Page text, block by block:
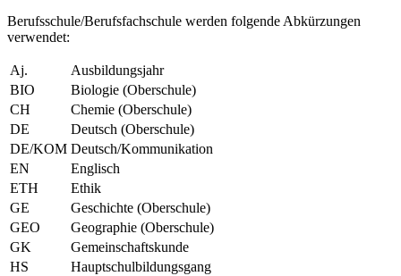
Berufsschule/Berufsfachschule werden folgende Abkürzungen
verwendet:
Aj.
Ausbildungsjahr
BIO
Biologie (Oberschule)
CH
Chemie (Oberschule)
DE
Deutsch (Oberschule)
DE/KOM Deutsch/Kommunikation
EN
Englisch
ETH
Ethik
GE
Geschichte (Oberschule)
GEO
Geographie (Oberschule)
GK
Gemeinschaftskunde
HS
Hauptschulbildungsgang